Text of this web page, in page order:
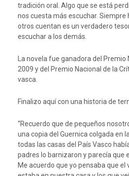
tradición oral. Algo que se está
nos cuesta más escuchar. Siempre
otros cuentan es un verdadero
escuchar a los demás.
La novela fue ganadora del Premio
2009 y del Premio Nacional de la
vasca.
Finalizo aquí con una historia de
“Recuerdo que de pequeños
una copia del Guernica colgada en
todas las casas del País Vasco
padres lo barnizaron y parecía que
Me acuerdo que yo pensaba que el